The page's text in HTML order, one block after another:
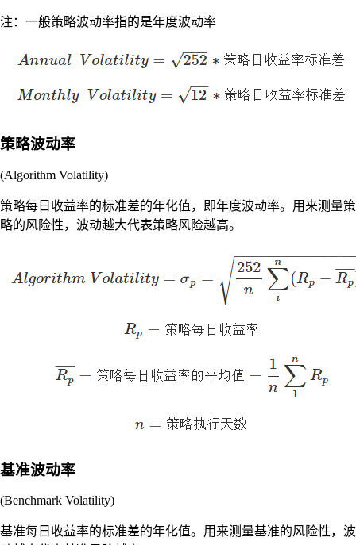
注：一般策略波动率指的是年度波动率
策略波动率
(Algorithm Volatility)
策略每日收益率的标准差的年化值，即年度波动率。用来测量策
略的风险性，波动越大代表策略风险越高。
基准波动率
(Benchmark Volatility)
基准每日收益率的标准差的年化值。用来测量基准的风险性，波